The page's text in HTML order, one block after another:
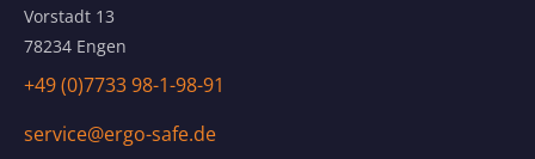
Vorstadt 13
78234 Engen
+49 (0)7733 98-1-98-91
service@ergo-safe.de